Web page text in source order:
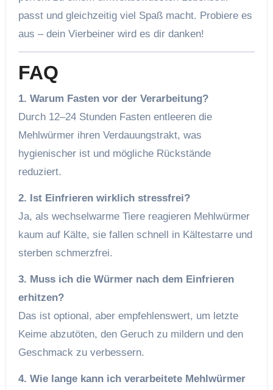
passt und gleichzeitig viel Spaß macht. Probiere es
aus – dein Vierbeiner wird es dir danken!
FAQ
1. Warum Fasten vor der Verarbeitung?
Durch 12–24 Stunden Fasten entleeren die
Mehlwürmer ihren Verdauungstrakt, was
hygienischer ist und mögliche Rückstände
reduziert.
2. Ist Einfrieren wirklich stressfrei?
Ja, als wechselwarme Tiere reagieren Mehlwürmer
kaum auf Kälte, sie fallen schnell in Kältestarre und
sterben schmerzfrei.
3. Muss ich die Würmer nach dem Einfrieren
erhitzen?
Das ist optional, aber empfehlenswert, um letzte
Keime abzutöten, den Geruch zu mildern und den
Geschmack zu verbessern.
4. Wie lange kann ich verarbeitete Mehlwürmer